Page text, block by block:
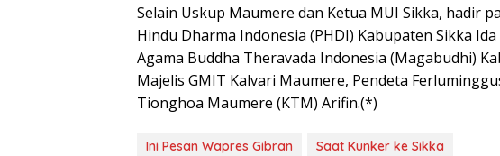
Selain Uskup Maumere dan Ketua MUI Sikka, hadir
Hindu Dharma Indonesia (PHDI) Kabupaten Sikka
Agama Buddha Theravada Indonesia (Magabudhi)
Majelis GMIT Kalvari Maumere, Pendeta
Tionghoa Maumere (KTM) Arifin.(*)
Ini Pesan Wapres Gibran Saat Kunker ke Sikka